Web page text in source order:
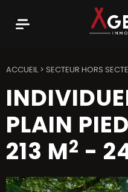
ACCUEIL> SECTEUR HORS
PLAIN PIED
213 M2 -